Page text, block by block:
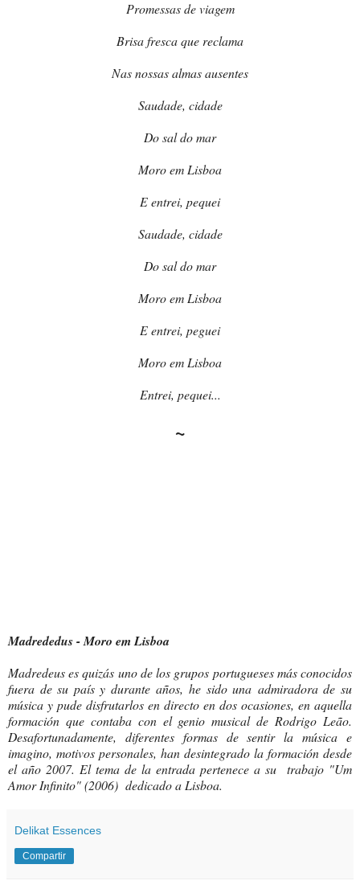
Promessas de viagem
Brisa fresca que reclama
Nas nossas almas ausentes
Saudade, cidade
Do sal do mar
Moro em Lisboa
E entrei, pequei
Saudade, cidade
Do sal do mar
Moro em Lisboa
E entrei, peguei
Moro em Lisboa
Entrei, pequei...
~
Madrededus - Moro em Lisboa
Madredeus es quizás uno de los grupos portugueses más conocidos
fuera de su país y durante años, he sido una admiradora de su
música y pude disfrutarlos en directo en dos ocasiones, en aquella
formación que contaba con el genio musical de Rodrigo Leão.
Desafortunadamente, diferentes formas de sentir la música e
imagino, motivos personales, han desintegrado la formación desde
el año 2007. El tema de la entrada pertenece a su trabajo "Um
Amor Infinito" (2006) dedicado a Lisboa.
Delikat Essences
Compartir